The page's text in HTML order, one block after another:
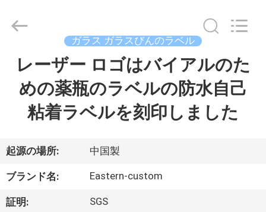
ダ
ク
ト
2017
(Xiamen)
ガラス ガラスびんのラベル
レーザー ロゴはバイアルのた
めの薬瓶のラベルの防水自己
粘着ラベルを刻印しました
起源の場所: 中国製
ブランド名: Eastern-custom
証明: SGS